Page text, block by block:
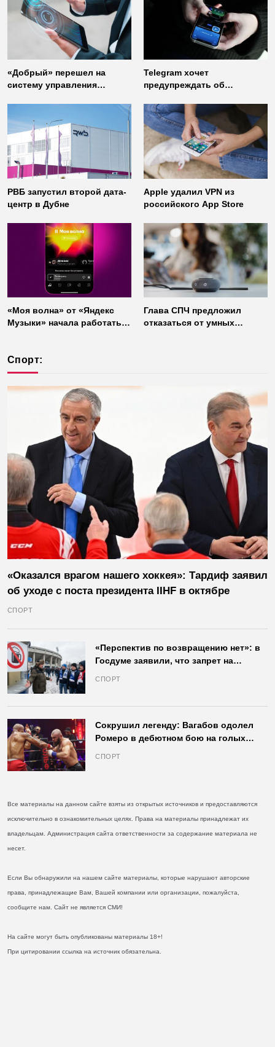
«Добрый» перешел на
систему управления
Telegram хочет
предупреждать об
неофициальных клиентов
мессенджера
РВБ запустил второй дата-
центр в Дубне
Apple удалил VPN из
российского App Store
«Моя волна» от «Яндекс
Музыки» начала работать
Глава СПЧ предложил
отказаться от умных
Спорт:
«Оказался врагом нашего хоккея»: Тардиф заявил
об уходе с поста президента IIHF в октябре
СПОРТ
«Перспектив по возвращению нет»: в
Госдуме заявили, что запрет на
СПОРТ
Сокрушил легенду: Вагабов одолел
Ромеро в дебютном бою на голых
СПОРТ
Все материалы на данном сайте взяты из открытых источников и предоставляются
исключительно в ознакомительных целях. Права на материалы принадлежат их
владельцам. Администрация сайта ответственности за содержание материала не
несет.
Если Вы обнаружили на нашем сайте материалы, которые нарушают авторские
права, принадлежащие Вам, Вашей компании или организации, пожалуйста,
сообщите нам. Сайт не является СМИ!
На сайте могут быть опубликованы материалы 18+!
При цитировании ссылка на источник обязательна.